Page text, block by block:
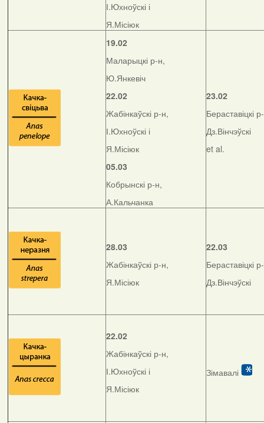
І.Юхноўскі і
Я.Місіюк
19.02
Маларыцкі р-н,
Ю.Янкевіч
22.02
Жабінкаўскі р-н,
І.Юхноўскі і
Я.Місіюк
05.03
Кобрынскі р-н,
А.Кальчанка
23.02
Бераставіцкі
Дз.Вінчэўскі
et al.
28.03
Жабінкаўскі р-н,
Я.Місіюк
22.03
Бераставіцкі
Дз.Вінчэўскі
22.02
Жабінкаўскі р-н,
І.Юхноўскі і
Я.Місіюк
Зімавалі